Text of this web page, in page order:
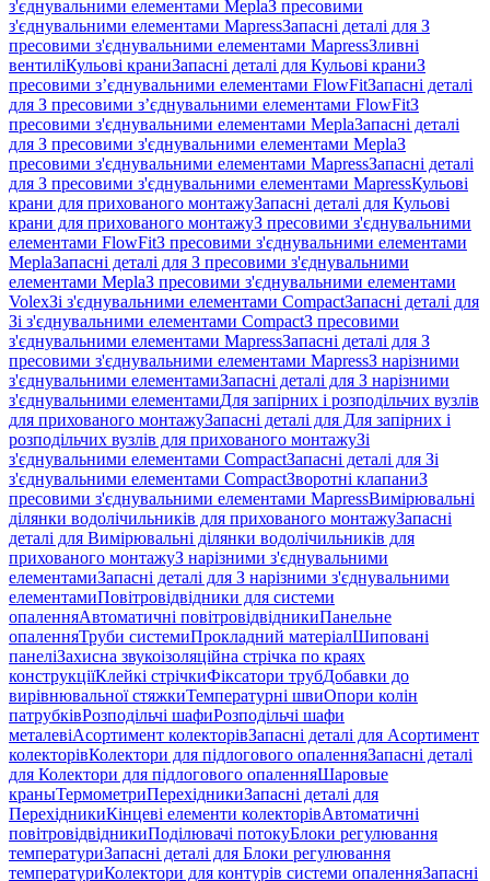
з'єднувальними елементами MeplaЗ пресовими
з'єднувальними елементами MapressЗапасні деталі для З
пресовими з'єднувальними елементами MapressЗливні
вентиліКульові краниЗапасні деталі для Кульові краниЗ
пресовими з’єднувальними елементами FlowFitЗапасні деталі
для З пресовими з’єднувальними елементами FlowFitЗ
пресовими з'єднувальними елементами MeplaЗапасні деталі
для З пресовими з'єднувальними елементами MeplaЗ
пресовими з'єднувальними елементами MapressЗапасні деталі
для З пресовими з'єднувальними елементами MapressКульові
крани для прихованого монтажуЗапасні деталі для Кульові
крани для прихованого монтажуЗ пресовими з'єднувальними
елементами FlowFitЗ пресовими з'єднувальними елементами
MeplaЗапасні деталі для З пресовими з'єднувальними
елементами MeplaЗ пресовими з'єднувальними елементами
VolexЗі з'єднувальними елементами CompactЗапасні деталі для
Зі з'єднувальними елементами CompactЗ пресовими
з'єднувальними елементами MapressЗапасні деталі для З
пресовими з'єднувальними елементами MapressЗ нарізними
з'єднувальними елементамиЗапасні деталі для З нарізними
з'єднувальними елементамиДля запірних і розподільчих вузлів
для прихованого монтажуЗапасні деталі для Для запірних і
розподільчих вузлів для прихованого монтажуЗі
з'єднувальними елементами CompactЗапасні деталі для Зі
з'єднувальними елементами CompactЗворотні клапаниЗ
пресовими з'єднувальними елементами MapressВимірювальні
ділянки водолічильників для прихованого монтажуЗапасні
деталі для Вимірювальні ділянки водолічильників для
прихованого монтажуЗ нарізними з'єднувальними
елементамиЗапасні деталі для З нарізними з'єднувальними
елементамиПовітровідвідники для системи
опаленняАвтоматичні повітровідвідникиПанельне
опаленняТруби системиПрокладний матеріалШиповані
панеліЗахисна звукоізоляційна стрічка по краях
конструкціїКлейкі стрічкиФіксатори трубДобавки до
вирівнювальної стяжкиТемпературні швиОпори колін
патрубківРозподільчі шафиРозподільчі шафи
металевіАсортимент колекторівЗапасні деталі для Асортимент
колекторівКолектори для підлогового опаленняЗапасні деталі
для Колектори для підлогового опаленняШаровые
краныТермометриПерехідникиЗапасні деталі для
ПерехідникиКінцеві елементи колекторівАвтоматичні
повітровідвідникиПоділювачі потокуБлоки регулювання
температуриЗапасні деталі для Блоки регулювання
температуриКолектори для контурів системи опаленняЗапасні